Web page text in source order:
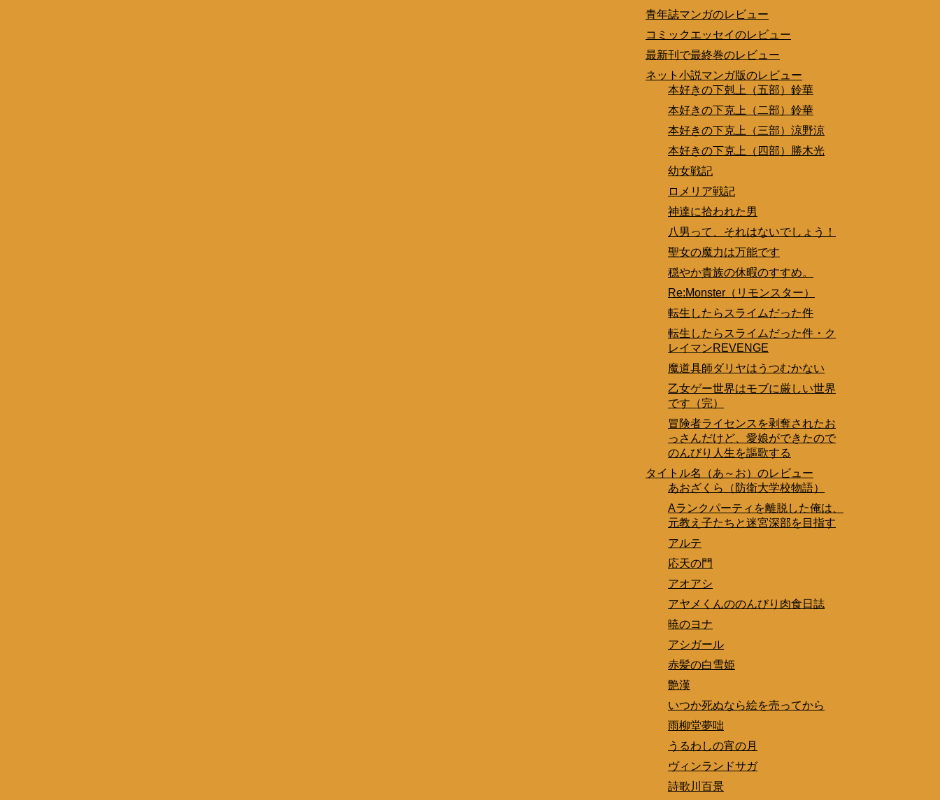
青年誌マンガのレビュー
コミックエッセイのレビュー
最新刊で最終巻のレビュー
ネット小説マンガ版のレビュー
本好きの下剋上（五部）鈴華
本好きの下克上（二部）鈴華
本好きの下克上（三部）涼野涼
本好きの下克上（四部）勝木光
幼女戦記
ロメリア戦記
神達に拾われた男
八男って、それはないでしょう！
聖女の魔力は万能です
穏やか貴族の休暇のすすめ。
Re:Monster（リモンスター）
転生したらスライムだった件
転生したらスライムだった件・ク
レイマンREVENGE
魔道具師ダリヤはうつむかない
乙女ゲー世界はモブに厳しい世界
です（完）
冒険者ライセンスを剥奪されたお
っさんだけど、愛娘ができたので
のんびり人生を謳歌する
タイトル名（あ～お）のレビュー
あおざくら（防衛大学校物語）
Aランクパーティを離脱した俺は、
元教え子たちと迷宮深部を目指す
アルテ
応天の門
アオアシ
アヤメくんののんびり肉食日誌
暁のヨナ
アシガール
赤髪の白雪姫
艶漢
いつか死ぬなら絵を売ってから
雨柳堂夢咄
うるわしの宵の月
ヴィンランドサガ
詩歌川百景